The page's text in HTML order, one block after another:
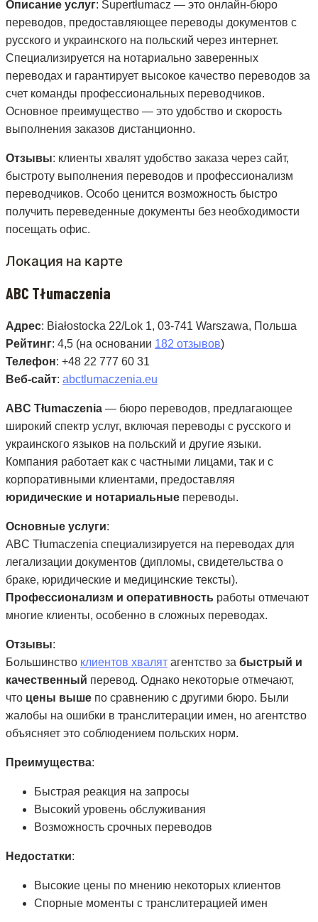
Описание услуг: Supertłumacz — это онлайн-бюро
переводов, предоставляющее переводы документов с
русского и украинского на польский через интернет.
Специализируется на нотариально заверенных
переводах и гарантирует высокое качество переводов за
счет команды профессиональных переводчиков.
Основное преимущество — это удобство и скорость
выполнения заказов дистанционно.
Отзывы: клиенты хвалят удобство заказа через сайт,
быстроту выполнения переводов и профессионализм
переводчиков. Особо ценится возможность быстро
получить переведенные документы без необходимости
посещать офис.
Локация на карте
ABC Tłumaczenia
Адрес: Białostocka 22/Lok 1, 03-741 Warszawa, Польша
Рейтинг: 4,5 (на основании 182 отзывов)
Телефон: +48 22 777 60 31
Веб-сайт: abctlumaczenia.eu
ABC Tłumaczenia — бюро переводов, предлагающее
широкий спектр услуг, включая переводы с русского и
украинского языков на польский и другие языки.
Компания работает как с частными лицами, так и с
корпоративными клиентами, предоставляя
юридические и нотариальные переводы.
Основные услуги:
ABC Tłumaczenia специализируется на переводах для
легализации документов (дипломы, свидетельства о
браке, юридические и медицинские тексты).
Профессионализм и оперативность работы отмечают
многие клиенты, особенно в сложных переводах.
Отзывы:
Большинство клиентов хвалят агентство за быстрый и
качественный перевод. Однако некоторые отмечают,
что цены выше по сравнению с другими бюро. Были
жалобы на ошибки в транслитерации имен, но агентство
объясняет это соблюдением польских норм.
Преимущества:
Быстрая реакция на запросы
Высокий уровень обслуживания
Возможность срочных переводов
Недостатки:
Высокие цены по мнению некоторых клиентов
Спорные моменты с транслитерацией имен